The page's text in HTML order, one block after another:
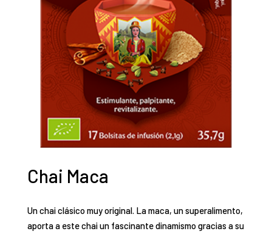
Chai Maca
Un chai clásico muy original. La maca, un superalimento,
aporta a este chai un fascinante dinamismo gracias a su